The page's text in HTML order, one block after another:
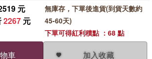
元
2267 元
車 加入收藏
無庫存，下單後進貨(到貨天數約
45-60天)
下單可得紅利積點 ：68 點